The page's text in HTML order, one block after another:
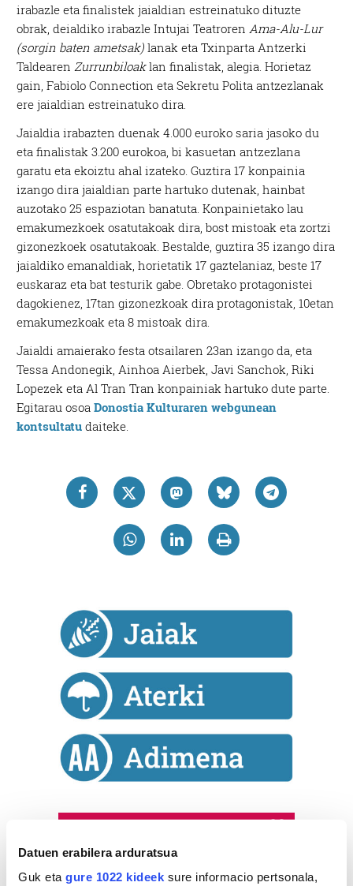
Datuen erabilera arduratsua
Guk eta gure 1022 kideek sure informacio pertsonala,
irabazle eta finalistek jaialdian estreinatuko dituzte
obrak, deialdiko irabazle Intujai TeatrorenAma-Alu-Lur
(sorgin baten ametsak) lanak eta Txinparta Antzerki
TaldearenZurrunbiloaklan finalistak, alegia. Horietaz
gain, Fabiolo Connection eta Sekretu Polita antzezlanak
ere jaialdian estreinatuko dira.
Jaialdia irabazten duenak 4.000 euroko saria jasoko du
eta finalistak 3.200 eurokoa, bi kasuetan antzezlana
garatu eta ekoiztu ahal izateko. Guztira 17 konpainia
izango dira jaialdian parte hartuko dutenak, hainbat
auzotako 25 espaziotan banatuta. Konpainietako lau
emakumezkoek osatutakoak dira, bost mistoak eta zortzi
gizonezkoek osatutakoak. Bestalde, guztira 35 izango dira
jaialdiko emanaldiak, horietatik 17 gaztelaniaz, beste 17
euskaraz eta bat testurik gabe. Obretako protagonistei
dagokienez, 17tan gizonezkoak dira protagonistak, 10etan
emakumezkoak eta 8 mistoak dira.
Jaialdi amaierako festa otsailaren 23an izango da, eta
Tessa Andonegik, Ainhoa Aierbek, Javi Sanchok, Riki
Lopezek eta Al Tran Tran konpainiak hartuko dute parte.
Egitarau osoaDonostia Kulturaren webgunean
kontsultatu daiteke.
Astekaria
lekua hartu du